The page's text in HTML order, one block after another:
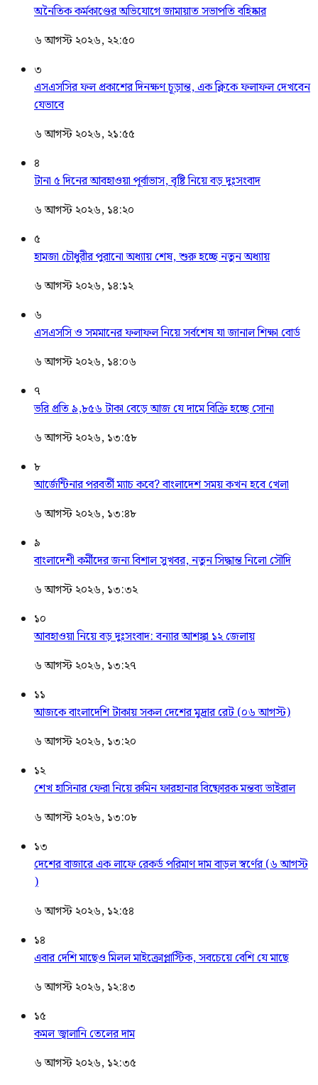
অনৈতিক কর্মকাণ্ডের অভিযোগে জামায়াত সভাপতি বহিষ্কার
৬ আগস্ট ২০২৬, ২২:৫০
৩
এসএসসির ফল প্রকাশের দিনক্ষণ চূড়ান্ত, এক ক্লিকে ফলাফল দেখবেন
যেভাবে
৬ আগস্ট ২০২৬, ২১:৫৫
৪
টানা ৫ দিনের আবহাওয়া পূর্বাভাস, বৃষ্টি নিয়ে বড় দুঃসংবাদ
৬ আগস্ট ২০২৬, ১৪:২০
৫
হামজা চৌধুরীর পুরানো অধ্যায় শেষ, শুরু হচ্ছে নতুন অধ্যায়
৬ আগস্ট ২০২৬, ১৪:১২
৬
এসএসসি ও সমমানের ফলাফল নিয়ে সর্বশেষ যা জানাল শিক্ষা বোর্ড
৬ আগস্ট ২০২৬, ১৪:০৬
৭
ভরি প্রতি ৯,৮৫৬ টাকা বেড়ে আজ যে দামে বিক্রি হচ্ছে সোনা
৬ আগস্ট ২০২৬, ১৩:৫৮
৮
আর্জেন্টিনার পরবর্তী ম্যাচ কবে? বাংলাদেশ সময় কখন হবে খেলা
৬ আগস্ট ২০২৬, ১৩:৪৮
৯
বাংলাদেশী কর্মীদের জন্য বিশাল সুখবর, নতুন সিদ্ধান্ত নিলো সৌদি
৬ আগস্ট ২০২৬, ১৩:৩২
১০
আবহাওয়া নিয়ে বড় দুঃসংবাদ: বন্যার আশঙ্কা ১২ জেলায়
৬ আগস্ট ২০২৬, ১৩:২৭
১১
আজকে বাংলাদেশি টাকায় সকল দেশের মুদ্রার রেট (০৬ আগস্ট)
৬ আগস্ট ২০২৬, ১৩:২০
১২
শেখ হাসিনার ফেরা নিয়ে রুমিন ফারহানার বিষ্ফোরক মন্তব্য ভাইরাল
৬ আগস্ট ২০২৬, ১৩:০৮
১৩
দেশের বাজারে এক লাফে রেকর্ড পরিমাণ দাম বাড়ল স্বর্ণের (৬ আগস্ট
)
৬ আগস্ট ২০২৬, ১২:৫৪
১৪
এবার দেশি মাছেও মিলল মাইক্রোপ্লাস্টিক, সবচেয়ে বেশি যে মাছে
৬ আগস্ট ২০২৬, ১২:৪৩
১৫
কমল জ্বালানি তেলের দাম
৬ আগস্ট ২০২৬, ১২:৩৫